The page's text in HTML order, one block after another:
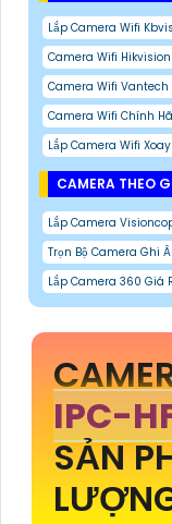
Lắp Camera Wifi
Camera Wifi
Camera Wifi Vantech
Camera Wifi Chính
Lắp Camera Wifi
CAMERA THEO
Lắp Camera
Trọn Bộ Camera Ghi
Lắp Camera 360 Giá
IPC-
SẢN